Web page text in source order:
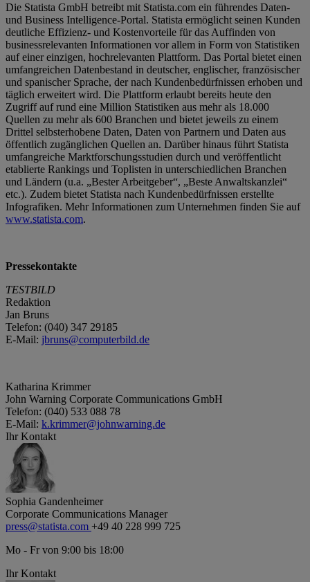
Die Statista GmbH betreibt mit Statista.com ein führendes Daten-
und Business Intelligence-Portal. Statista ermöglicht seinen Kunden
deutliche Effizienz- und Kostenvorteile für das Auffinden von
businessrelevanten Informationen vor allem in Form von Statistiken
auf einer einzigen, hochrelevanten Plattform. Das Portal bietet einen
umfangreichen Datenbestand in deutscher, englischer, französischer
und spanischer Sprache, der nach Kundenbedürfnissen erhoben und
täglich erweitert wird. Die Plattform erlaubt bereits heute den
Zugriff auf rund eine Million Statistiken aus mehr als 18.000
Quellen zu mehr als 600 Branchen und bietet jeweils zu einem
Drittel selbsterhobene Daten, Daten von Partnern und Daten aus
öffentlich zugänglichen Quellen an. Darüber hinaus führt Statista
umfangreiche Marktforschungsstudien durch und veröffentlicht
etablierte Rankings und Toplisten in unterschiedlichen Branchen
und Ländern (u.a. „Bester Arbeitgeber“, „Beste Anwaltskanzlei“
etc.). Zudem bietet Statista nach Kundenbedürfnissen erstellte
Infografiken. Mehr Informationen zum Unternehmen finden Sie auf
www.statista.com.
Pressekontakte
TESTBILD
Redaktion
Jan Bruns
Telefon: (040) 347 29185
E-Mail: jbruns@computerbild.de
Katharina Krimmer
John Warning Corporate Communications GmbH
Telefon: (040) 533 088 78
E-Mail: k.krimmer@johnwarning.de
Ihr Kontakt
Sophia Gandenheimer
Corporate Communications Manager
press@statista.com +49 40 228 999 725
Mo - Fr von 9:00 bis 18:00
Ihr Kontakt